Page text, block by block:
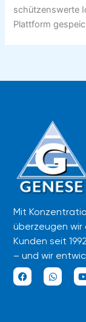
schützenswerte
Plattform
Mit
überzeugen wir
Kunden seit
– und wir
F W